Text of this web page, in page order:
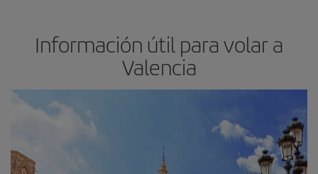
Información útil para volar a
Valencia